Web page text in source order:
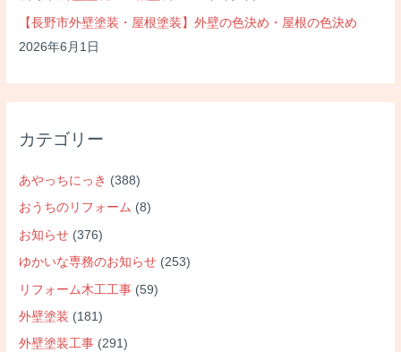
【長野市外壁塗装・屋根塗装】外壁の色決め・屋根の色決め
2026年6月1日
カテゴリー
あやっちにっき (388)
おうちのリフォーム (8)
お知らせ (376)
ゆかいな専務のお知らせ (253)
リフォーム木工工事 (59)
外壁塗装 (181)
外壁塗装工事 (291)